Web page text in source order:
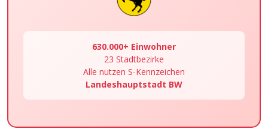
630.000+ Einwohner
23 Stadtbezirke
Alle nutzen S-Kennzeichen
Landeshauptstadt BW